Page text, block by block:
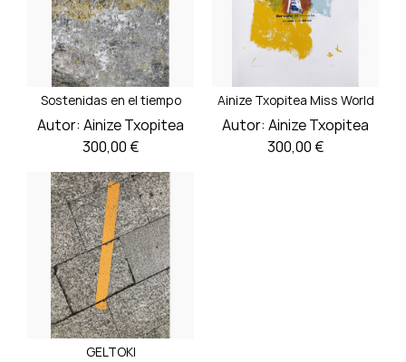
Sostenidas en el tiempo
Autor: Ainize Txopitea
Precio
300,00 €
Ainize Txopitea Miss World
Autor: Ainize Txopitea
Precio
300,00 €
GELTOKI